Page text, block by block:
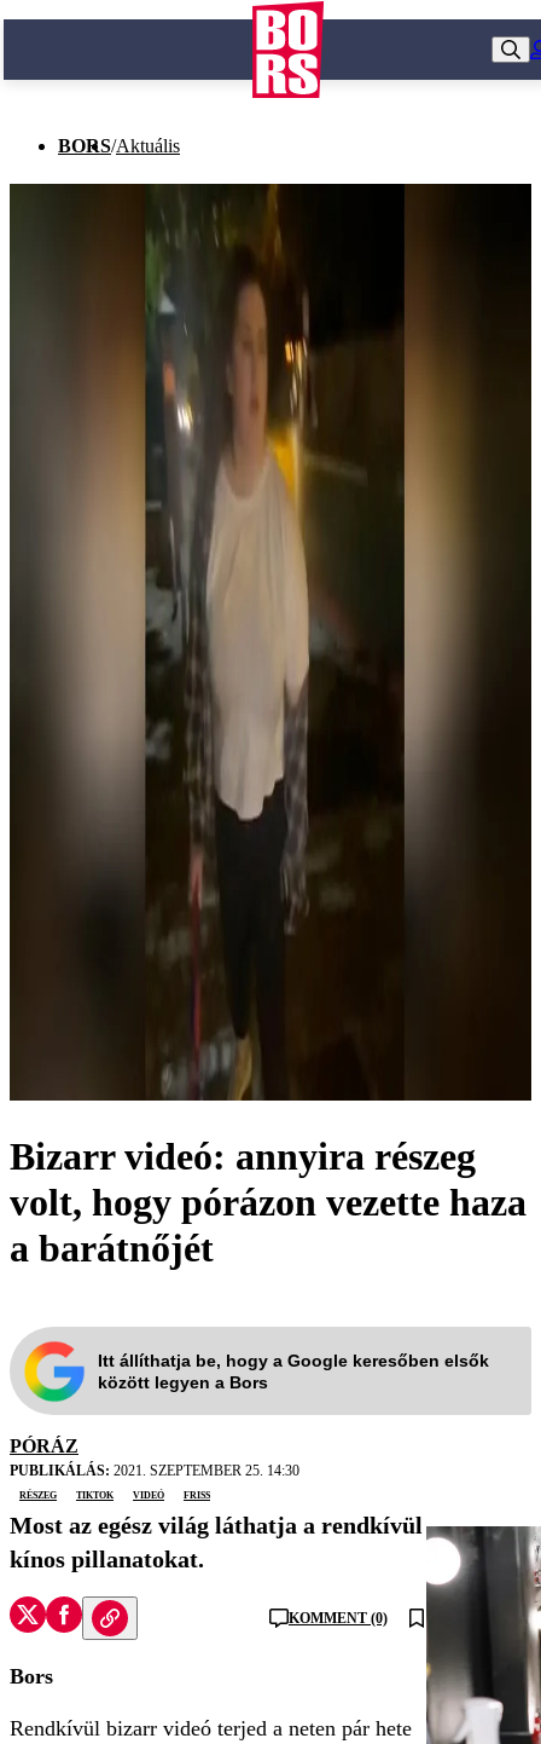
BORS/Aktuális
Bizarr videó: annyira részeg
volt, hogy pórázon vezette haza
a barátnőjét
Itt állíthatja be, hogy a Google keresőben elsők
között legyen a Bors
PÓRÁZ
PUBLIKÁLÁS: 2021. SZEPTEMBER 25. 14:30
részeg
TikTok videó friss
Most az egész világ láthatja a rendkívül
kínos pillanatokat.
KOMMENT (0)
Bors
Rendkívül bizarr videó terjed a neten pár hete